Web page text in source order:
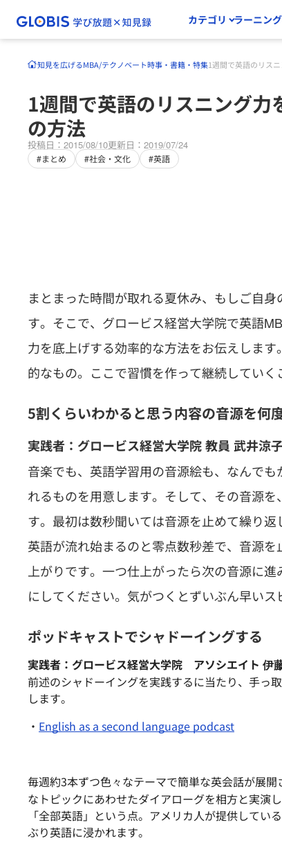
カテゴリ ラーニン
知見を広げるMBA/テクノベート時事・書籍・特集1週間で英語のリス
1週間で英語のリスニング力
の方法
投稿日：2015/08/10更新日：2019/07/24
#まとめ #社会・文化 #英語
まとまった時間が取れる夏休み、もしご自
す。そこで、グロービス経営大学院で英語
力を底上げする効率的な方法をお伝えします。
的なもの。ここで習慣を作って継続していく
5割くらいわかると思う内容の音源を何
実践者：グロービス経営大学院 教員 武井涼
音楽でも、英語学習用の音源絵も、なんで
れるものを用意します。そして、その音源
す。最初は数秒聞いては音源を止めて繰り
英語が流れ始まるのと零点数秒差で、音源
上がりです。一つ仕上がったら次の音源に
にしてください。気がつくとずいぶん早い
ポッドキャストでシャドーイングする
実践者：グロービス経営大学院 アソシエイト 伊
前述のシャドーイングを実践するに当たり、手っ
します。
・ English as a second language podcast
毎週約3本ずつ色々なテーマで簡単な英会話が展
なトピックにあわせたダイアローグを相方と実演
「全部英語」という点。 アメリカ人が提供してい
ぶり英語に浸かれます。